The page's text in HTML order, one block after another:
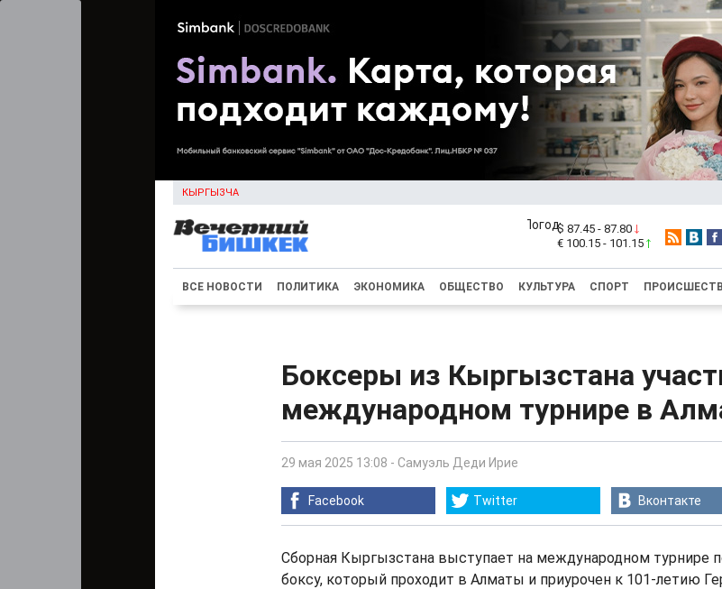
КЫРГЫЗЧА
$ 87.45 - 87.80
€ 100.15 - 101.15
ВСЕ НОВОСТИ ПОЛИТИКА ЭКОНОМИКА ОБЩЕСТВО КУЛЬТУРА СПОРТ
Боксеры из Кыргызстана
международном турнире в
29 мая 2025 13:08 - Самуэль Деди Ирие
Facebook Twitter Вконтакте
Сборная Кыргызстана выступает на международном турнире
боксу, который проходит в Алматы и приурочен к 101-летию